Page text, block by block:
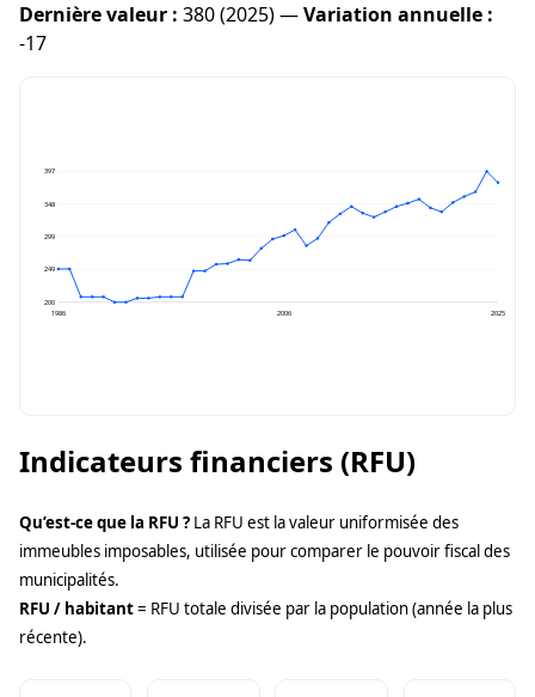
Dernière valeur : 380 (2025) —Variation annuelle :
-17
397
348
299
249
200
1986
2006 2025
Indicateurs financiers (RFU)
Qu’est-ce que la RFU ? La RFU est la valeur uniformisée des
immeubles imposables, utilisée pour comparer le pouvoir fiscal des
municipalités.
RFU / habitant= RFU totale divisée par la population (année la plus
récente).